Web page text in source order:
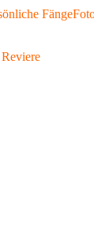
Fänge